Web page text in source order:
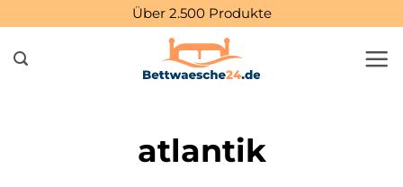
springen
Über 2.500 Produkte
atlantik